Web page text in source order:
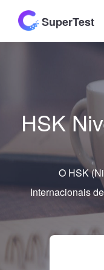
SuperTest
HSK
O HSK
Internacionais